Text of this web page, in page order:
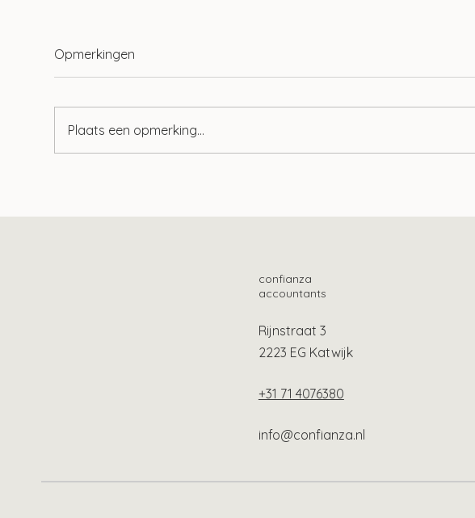
Opmerkingen
Plaats een opmerking...
confianza
accountants
Rijnstraat 3
2223 EG Katwijk
+31 71 4076380
info@confianza.nl